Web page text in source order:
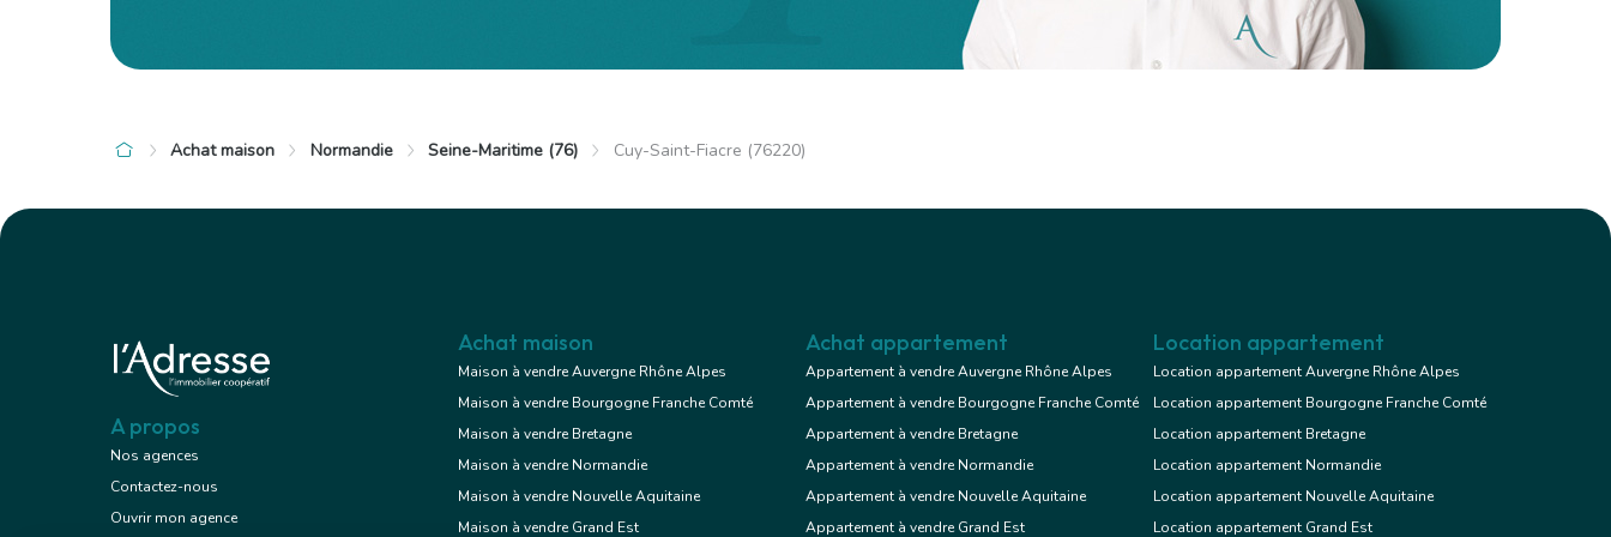
à 4 km de Cuy-Saint-Fiacre
152 000 € Maison
Voir le bien
à 4 km de Cuy-Saint-Fiacre
237 000 € Maison
Avec jardin, terrasse
Voir le bien
Achat maison Normandie Seine-Maritime (76) Cuy-Saint-Fiacre (76220)
A propos
Nos agences
Contactez-nous
Ouvrir mon agence
Achat maison
Maison à vendre Auvergne Rhône Alpes
Maison à vendre Bourgogne Franche Comté
Maison à vendre Bretagne
Maison à vendre Normandie
Maison à vendre Nouvelle Aquitaine
Maison à vendre Grand Est
Achat appartement
Appartement à vendre Auvergne Rhône Alpes
Appartement à vendre Bourgogne Franche Comté
Appartement à vendre Bretagne
Appartement à vendre Normandie
Appartement à vendre Nouvelle Aquitaine
Appartement à vendre Grand Est
Location appartement
Location appartement Auvergne Rhône Alpes
Location appartement Bourgogne Franche Comté
Location appartement Bretagne
Location appartement Normandie
Location appartement Nouvelle Aquitaine
Location appartement Grand Est